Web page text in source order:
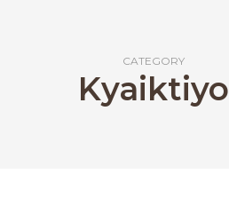
CATEGORY
Kyaiktiyo